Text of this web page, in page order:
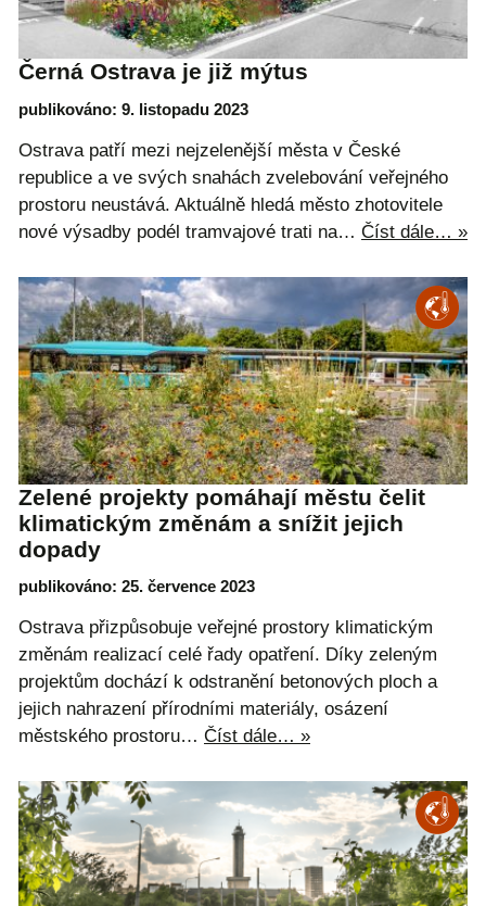
Černá Ostrava je již mýtus
publikováno: 9. listopadu 2023
Ostrava patří mezi nejzelenější města v České
republice a ve svých snahách zvelebování veřejného
prostoru neustává. Aktuálně hledá město zhotovitele
nové výsadby podél tramvajové trati na… Číst dále… »
Zelené projekty pomáhají městu čelit
klimatickým změnám a snížit jejich
dopady
publikováno: 25. července 2023
Ostrava přizpůsobuje veřejné prostory klimatickým
změnám realizací celé řady opatření. Díky zeleným
projektům dochází k odstranění betonových ploch a
jejich nahrazení přírodními materiály, osázení
městského prostoru… Číst dále… »